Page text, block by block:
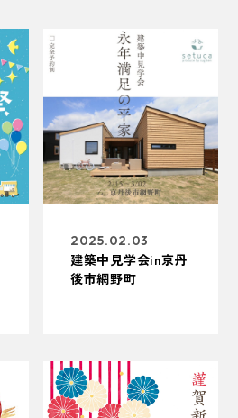
2025.02.03
建築中見学会in京丹
後市網野町